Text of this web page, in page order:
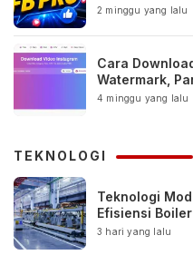
2 minggu yang lalu
Cara
Watermark,
4 minggu yang lalu
TEKNOLOGI
Teknologi
Efisiensi
3 hari yang lalu